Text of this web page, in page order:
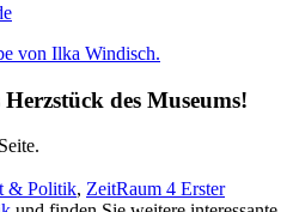
des Museums!
& Politik, ZeitRaum 4 Erster